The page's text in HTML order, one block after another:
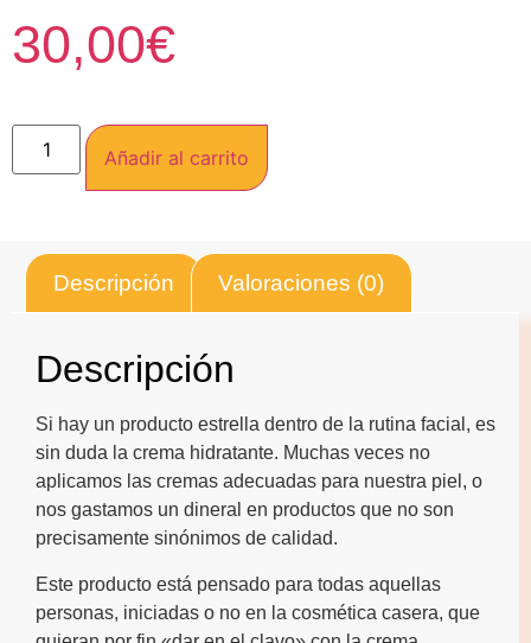
30,00€
Añadir al carrito
Descripción Valoraciones (0)
Descripción
Si hay un producto estrella dentro de la rutina facial, es
sin duda la crema hidratante. Muchas veces no
aplicamos las cremas adecuadas para nuestra piel, o
nos gastamos un dineral en productos que no son
precisamente sinónimos de calidad.
Este producto está pensado para todas aquellas
personas, iniciadas o no en la cosmética casera, que